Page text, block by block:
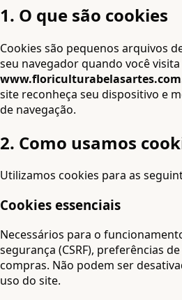
1. O que são cookies
Cookies são pequenos arquivos
seu navegador quando você visita
site reconheça seu dispositivo e
de navegação.
2. Como usamos
Utilizamos cookies para as
Cookies essenciais
Necessários para o
segurança (CSRF), preferências
compras. Não podem ser
uso do site.